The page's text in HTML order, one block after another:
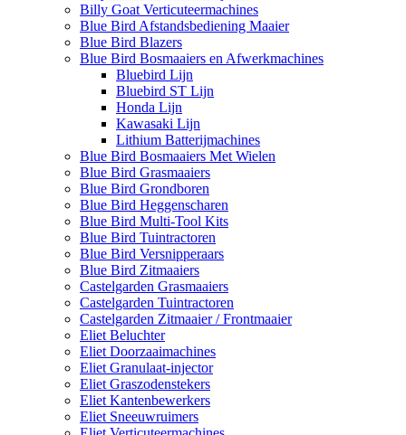
Billy Goat Verticuteermachines
Blue Bird Afstandsbediening Maaier
Blue Bird Blazers
Blue Bird Bosmaaiers en Afwerkmachines
Bluebird Lijn
Bluebird ST Lijn
Honda Lijn
Kawasaki Lijn
Lithium Batterijmachines
Blue Bird Bosmaaiers Met Wielen
Blue Bird Grasmaaiers
Blue Bird Grondboren
Blue Bird Heggenscharen
Blue Bird Multi-Tool Kits
Blue Bird Tuintractoren
Blue Bird Versnipperaars
Blue Bird Zitmaaiers
Castelgarden Grasmaaiers
Castelgarden Tuintractoren
Castelgarden Zitmaaier / Frontmaaier
Eliet Beluchter
Eliet Doorzaaimachines
Eliet Granulaat-injector
Eliet Graszodenstekers
Eliet Kantenbewerkers
Eliet Sneeuwruimers